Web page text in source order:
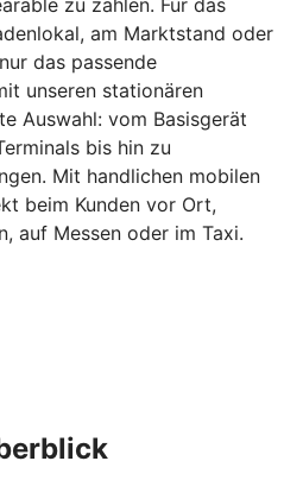
am Marktstand oder
das passende
unseren stationären
Auswahl: vom Basisgerät
bis hin zu
Mit handlichen mobilen
beim Kunden vor Ort,
auf Messen oder im Taxi.